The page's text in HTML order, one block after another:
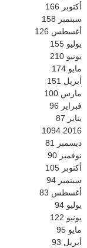
أكتوبر 166
سبتمبر 158
أغسطس 126
يوليو 155
يونيو 210
مايو 174
أبريل 151
مارس 100
فبراير 96
يناير 87
2016
1094
ديسمبر 81
نوفمبر 90
أكتوبر 105
سبتمبر 94
أغسطس 83
يوليو 94
يونيو 122
مايو 95
أبريل 93